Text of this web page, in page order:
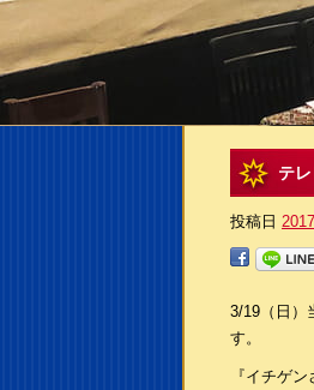
テ
投稿日
3/19（日）
す。
『イチゲ